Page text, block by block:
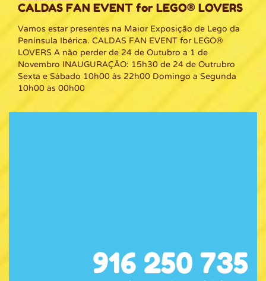
CALDAS FAN EVENT for LEGO® LOVERS
Vamos estar presentes na Maior Exposição de Lego da
Península Ibérica. CALDAS FAN EVENT for LEGO®
LOVERS A não perder de 24 de Outubro a 1 de
Novembro INAUGURAÇÃO: 15h30 de 24 de Outrubro
Sexta e Sábado 10h00 às 22h00 Domingo a Segunda
10h00 às 00h00
916 250 735